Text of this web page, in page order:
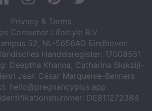
Privacy & Terms
Consumer Lifestyle B.V.
52, NL-5656AG Eindhoven
Handelsregister: 17008551
Deeptha Khanna, Catharina Blokzijl-
Jean César Marquenie-Beimers
hello@pregnancyplus.app
DE811272384